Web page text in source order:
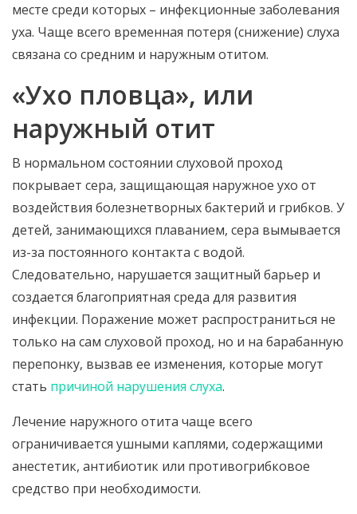
месте среди которых – инфекционные заболевания
уха. Чаще всего временная потеря (снижение) слуха
связана со средним и наружным отитом.
«Ухо пловца», или
наружный отит
В нормальном состоянии слуховой проход
покрывает сера, защищающая наружное ухо от
воздействия болезнетворных бактерий и грибков. У
детей, занимающихся плаванием, сера вымывается
из-за постоянного контакта с водой.
Следовательно, нарушается защитный барьер и
создается благоприятная среда для развития
инфекции. Поражение может распространиться не
только на сам слуховой проход, но и на барабанную
перепонку, вызвав ее изменения, которые могут
стать причиной нарушения слуха.
Лечение наружного отита чаще всего
ограничивается ушными каплями, содержащими
анестетик, антибиотик или противогрибковое
средство при необходимости.